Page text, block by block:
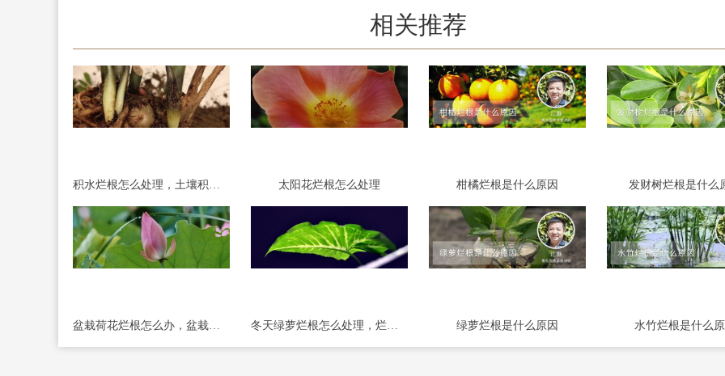
相关推荐
太阳花烂根怎么处理 柑橘烂根是什么原因 发财树烂根是什么
盆栽荷花烂根怎么办，盆栽荷花烂根的原因和解决方法 冬天绿萝烂根怎么处理，烂根怎么修剪 绿萝烂根是什么原因 水竹烂根是什么